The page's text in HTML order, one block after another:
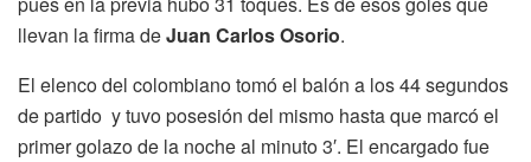
llevan la firma deJuan Carlos Osorio.
El elenco del colombiano tomó el balón a los 44 segundos
de partido y tuvo posesión del mismo hasta que marcó el
primer golazo de la noche al minuto 3′. El encargado fue